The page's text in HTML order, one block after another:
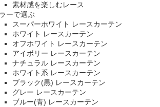
素材感を楽しむレース
ーで選ぶ
スーパーホワイト レースカーテン
ホワイト レースカーテン
オフホワイト レースカーテン
アイボリー レースカーテン
ナチュラル レースカーテン
ホワイト系 レースカーテン
ブラック(黒) レースカーテン
グレー レースカーテン
ブルー(青) レースカーテン